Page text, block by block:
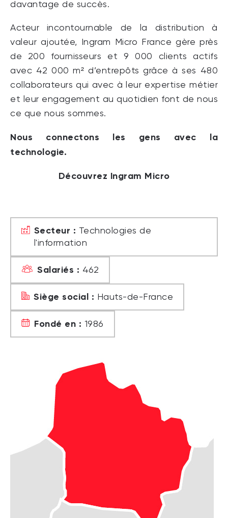
davantage de succès.
Acteur incontournable de la distribution à
valeur ajoutée, Ingram Micro France gère près
de 200 fournisseurs et 9 000 clients actifs
avec 42 000 m² d’entrepôts grâce à ses 480
collaborateurs qui avec à leur expertise métier
et leur engagement au quotidien font de nous
ce que nous sommes.
Nous connectons les gens avec la
technologie.
Découvrez Ingram Micro
Secteur : Technologies de
l'information
Salariés : 462
Siège social : Hauts-de-France
Fondé en : 1986